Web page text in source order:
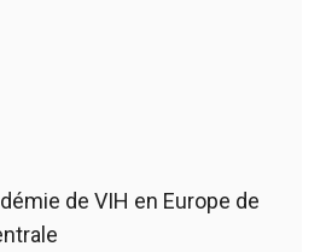
de VIH en Europe de